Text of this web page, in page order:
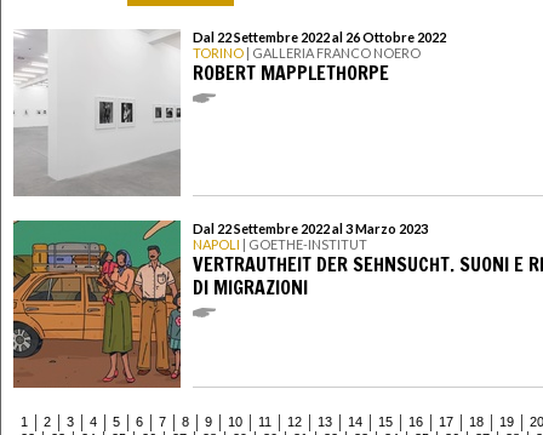
Dal 22 Settembre 2022 al 26 Ottobre 2022
TORINO | GALLERIA FRANCO NOERO
ROBERT MAPPLETHORPE
Dal 22 Settembre 2022 al 3 Marzo 2023
NAPOLI | GOETHE-INSTITUT
VERTRAUTHEIT DER SEHNSUCHT. SUONI E
DI MIGRAZIONI
1 2 3 4 5 6 7 8 9 10 11 12 13 14 15 16 17 18 19
20